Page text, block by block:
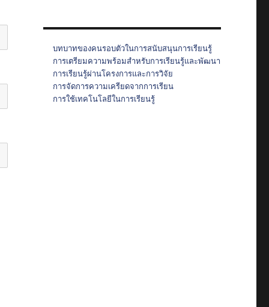
บทบาทของคนรอบตัวในการสนับสนุนการเรียนรู้
การเตรียมความพร้อมสำหรับการเรียนรู้และพัฒนา
การเรียนรู้ผ่านโครงการและการวิจัย
การจัดการความเครียดจากการเรียน
การใช้เทคโนโลยีในการเรียนรู้